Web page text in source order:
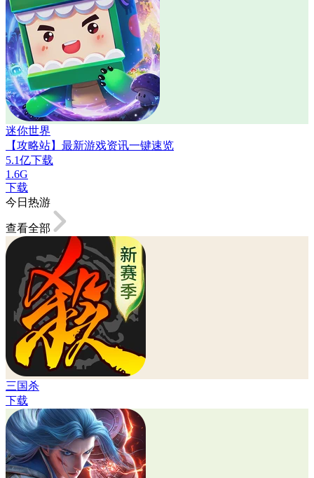
迷你世界
【攻略站】最新游戏资讯一键速览
5.1亿下载
1.6G
下载
今日热游
查看全部
三国杀
下载